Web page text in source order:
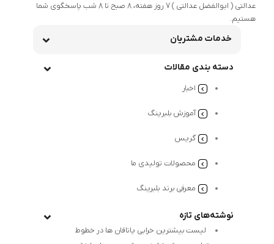
عدالتی ( ابوالفضل عدالتی ) 7 روز هفته، 8 صبح تا 8 شب پاسخگوی شما
هستیم.
خدمات مشتریان
دسته بندی مقالات
اخبار
آموزش بلبرینگ
گریس
محصولات تولیدی ما
معرفی برند بلبرینگ
نوشته‌های تازه
لیست بیشترین خرابی‌ یاتاقان ها در خطوط